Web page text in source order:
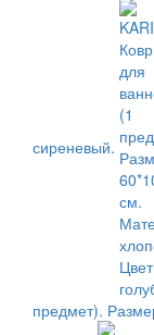
сиреневый.
предмет).